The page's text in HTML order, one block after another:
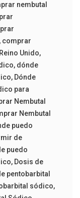
nembutal
comprar
Unido,
, dónde
, Dónde
para
Nembutal
Nembutal
puedo
de
puedo
, Dosis de
pentobarbital
sódico,